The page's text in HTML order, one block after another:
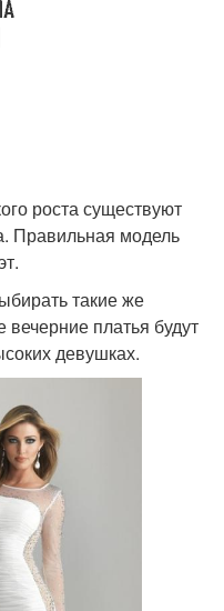
роста существуют
Правильная модель
такие же
платья будут
девушках.